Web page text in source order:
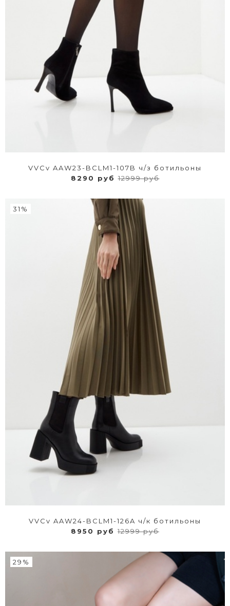
VVCv AAW23-BCLM1-107B ч/з ботильоны
8290 руб12999 руб
31%
VVCv AAW24-BCLM1-126A ч/к ботильоны
8950 руб 12999 руб
29%